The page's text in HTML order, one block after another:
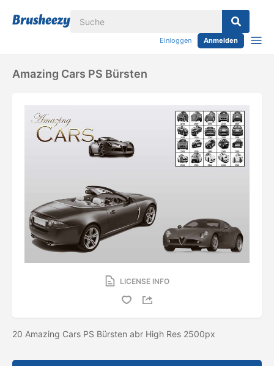
Einloggen Anmelden
Amazing Cars PS Bürsten
LICENSE INFO
20 Amazing Cars PS Bürsten abr High Res 2500px